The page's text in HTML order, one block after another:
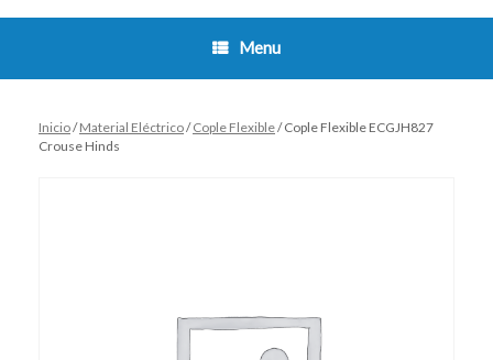
Menu
Inicio/Material Eléctrico/Cople Flexible/ Cople Flexible ECGJH827
Crouse Hinds